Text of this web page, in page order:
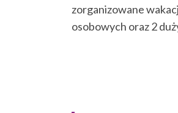
zorganizowane
osobowych oraz 2